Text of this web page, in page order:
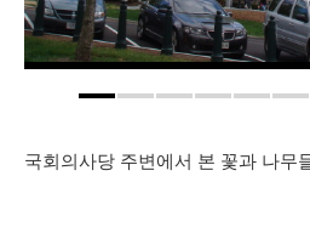
국회의사당 주변에서 본 꽃과 나무